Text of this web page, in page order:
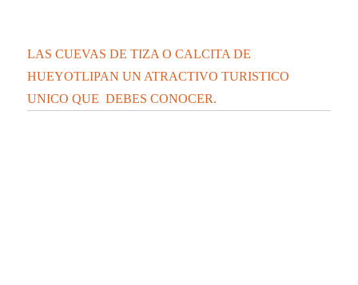
LAS CUEVAS DE TIZA O CALCITA DE
HUEYOTLIPAN UN ATRACTIVO TURISTICO
UNICO QUE DEBES CONOCER.